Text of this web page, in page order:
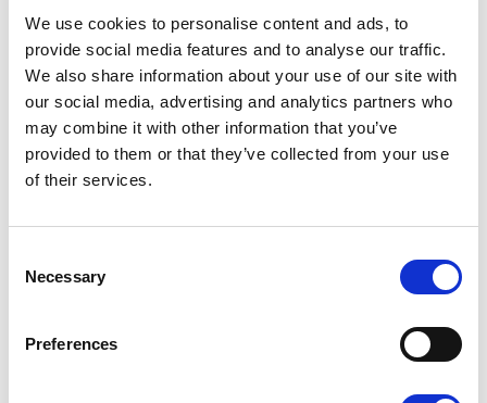
We use cookies to personalise content and ads, to
provide social media features and to analyse our traffic.
We also share information about your use of our site with
our social media, advertising and analytics partners who
may combine it with other information that you’ve
provided to them or that they’ve collected from your use
of their services.
Selection
Necessary
Preferences
Dopasuj wykończenie do
swojego projektu
Możesz dobrać do projektu matowe lub błyszczące
wykończenie — każde z nich inaczej podkreśla kolory i